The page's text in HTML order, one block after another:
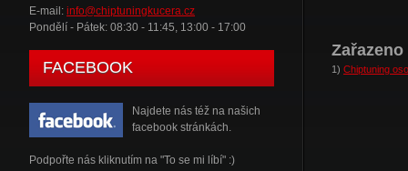
E-mail: info@chiptuningkucera.cz
Pondělí - Pátek: 08:30 - 11:45, 13:00 - 17:00
FACEBOOK
Najdete nás též na našich
facebook stránkách.
Podpořte nás kliknutím na "To se mi líbí" :)
1) Chiptuning